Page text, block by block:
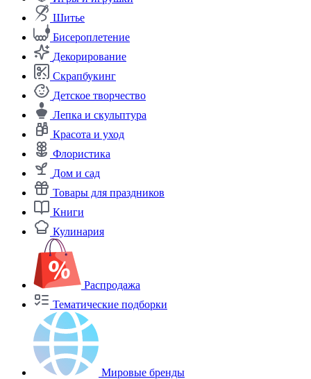
Шитье
Бисероплетение
Декорирование
Скрапбукинг
Детское творчество
Лепка и скульптура
Красота и уход
Флористика
Дом и сад
Товары для праздников
Книги
Кулинария
Распродажа
Тематические подборки
Мировые бренды